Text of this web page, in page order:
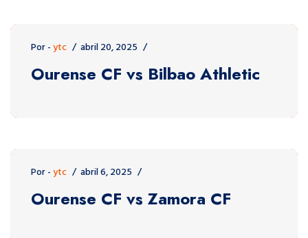
Por -ytc abril 20, 2025
Ourense CF vs Bilbao Athletic
Por -ytc abril 6, 2025
Ourense CF vs Zamora CF